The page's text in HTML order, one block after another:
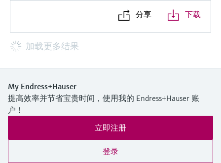
分享 下载
加载更多结果
My Endress+Hauser
提高效率并节省宝贵时间，使用我的 Endress+Hauser 账
户！
立即注册
登录